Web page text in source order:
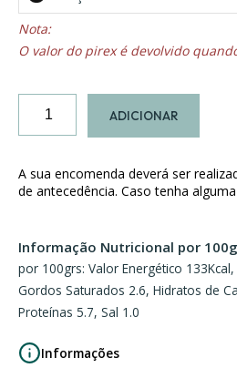
O valor do pirex é devolvido
Quantidade
ADICIONAR
A sua encomenda deverá ser
de antecedência. Caso tenha
Informação Nutricional por
por 100grs: Valor Energético
Gordos Saturados 2.6, Hidratos de
Proteínas 5.7, Sal 1.0
Informações